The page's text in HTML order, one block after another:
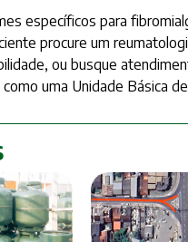
específicos para
procure um
ou busque
uma Unidade Básica